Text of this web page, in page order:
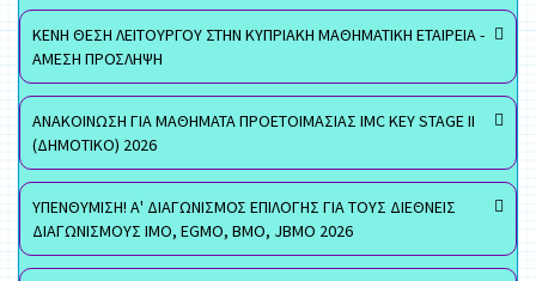
ΚΕΝΗ ΘΕΣΗ ΛΕΙΤΟΥΡΓΟΥ ΣΤΗΝ ΚΥΠΡΙΑΚΗ ΜΑΘΗΜΑΤΙΚΗ ΕΤΑΙΡΕΙΑ -
ΑΜΕΣΗ ΠΡΟΣΛΗΨΗ
ΑΝΑΚΟΙΝΩΣΗ ΓΙΑ ΜΑΘΗΜΑΤΑ ΠΡΟΕΤΟΙΜΑΣΙΑΣ IMC KEY STAGE II
(ΔΗΜΟΤΙΚΟ) 2026
ΥΠΕΝΘΥΜΙΣΗ! Α' ΔΙΑΓΩΝΙΣΜΟΣ ΕΠΙΛΟΓΗΣ ΓΙΑ ΤΟΥΣ ΔΙΕΘΝΕΙΣ
ΔΙΑΓΩΝΙΣΜΟΥΣ ΙΜΟ, EGMO, ΒΜΟ, JBMO 2026